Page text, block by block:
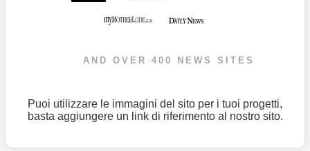
AND OVER 400 NEWS SITES
Puoi utilizzare le immagini del sito per i tuoi progetti,
basta aggiungere un link di riferimento al nostro sito.